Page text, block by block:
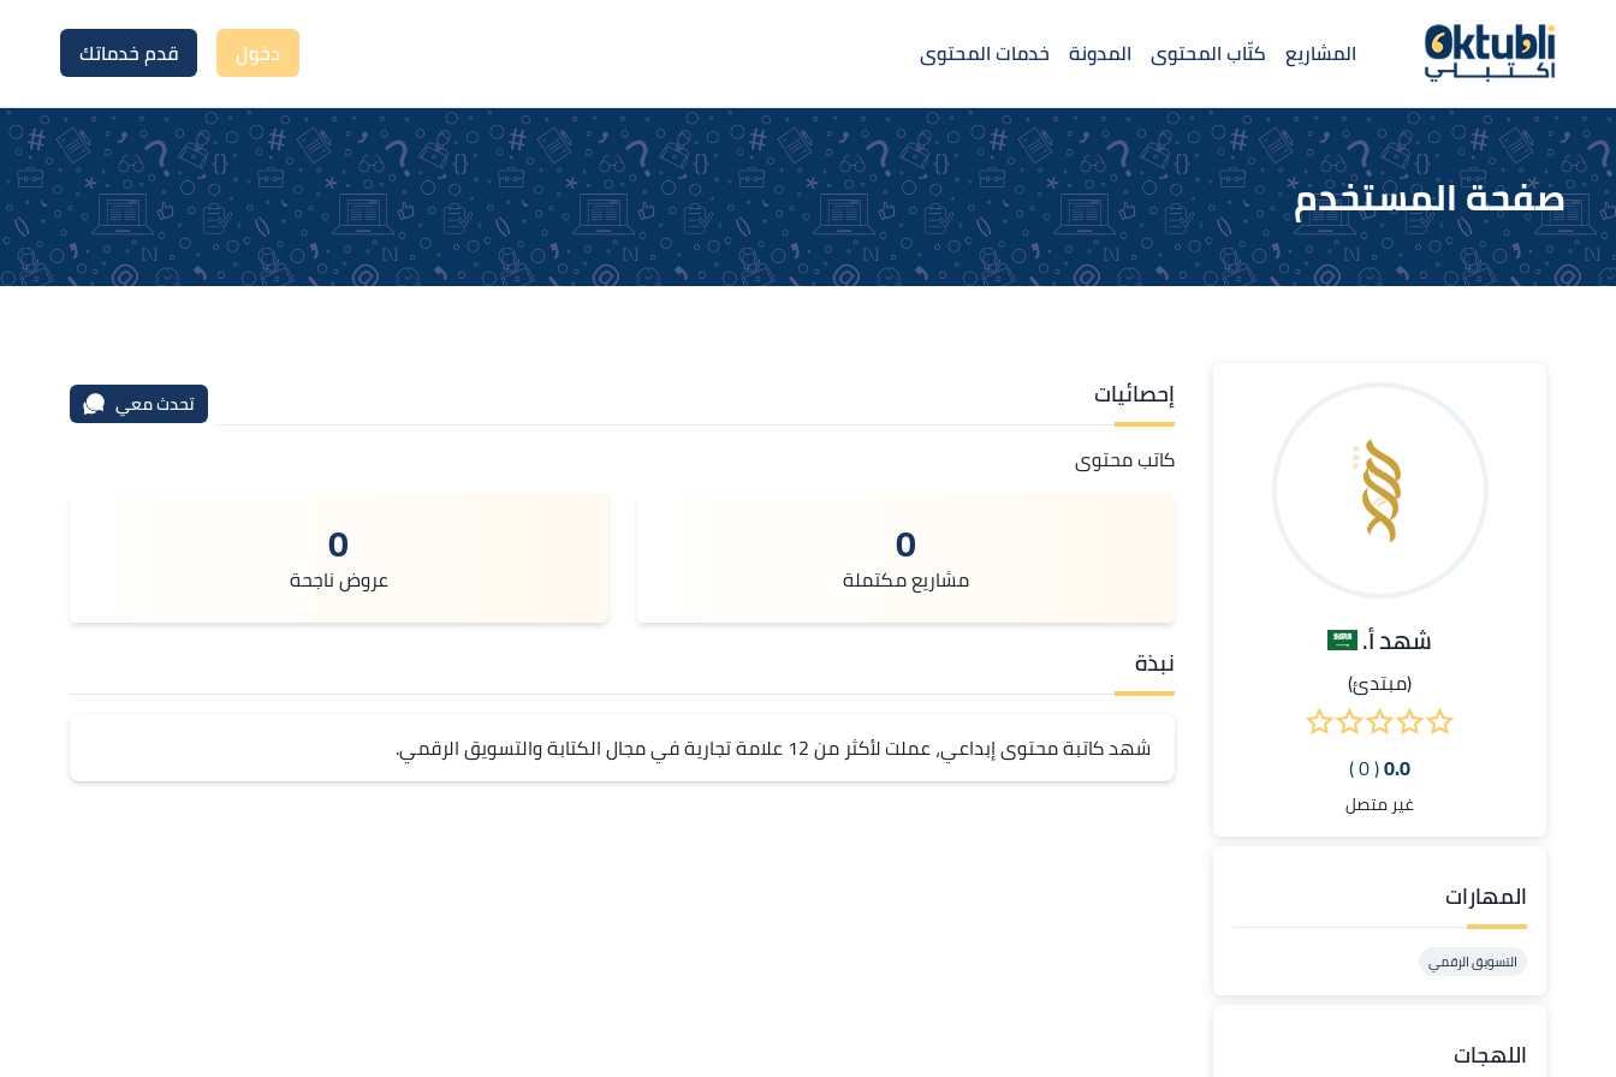
المشاريع كتّاب المحتوى المدونة خدمات المحتوى دخول قدم خدماتك
صفحة المستخدم
شهد أ.
(مبتدئ)
0.0
( 0 )
غير متصل
المهارات
التسويق الرقمي
اللهجات
إحصائيات تحدث معي
كاتب محتوى
0
مشاريع مكتملة
0
عروض ناجحة
نبذة